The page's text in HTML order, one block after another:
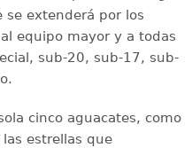
se extenderá por los
equipo mayor y a todas
sub-20, sub-17, sub-
cinco aguacates, como
estrellas que